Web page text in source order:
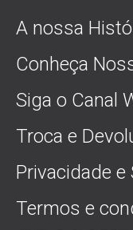
A nossa
Conheça
Siga o Canal
Troca e
Privacidade e
Termos e